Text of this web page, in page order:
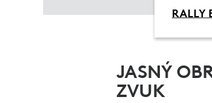
RALLY
JASNÝ
ZVUK